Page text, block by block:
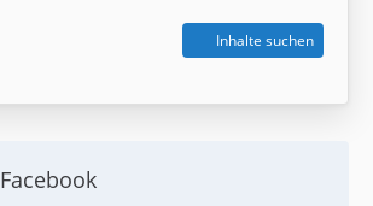
Inhalte suchen
Facebook